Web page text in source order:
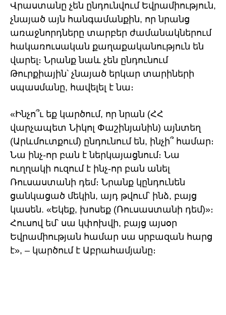
Վրաստանը չեն ընդունվում Եվրամիություն,
չնայած այն հանգամանքին, որ նրանց
առաջնորդները տարբեր ժամանակներում
հակառուսական քաղաքականություն են
վարել։ Նրանք նաև չեն ընդունում
Թուրքիային՝ չնայած երկար տարիների
սպասմանը, հավելել է նա։
«Ինչո՞ւ եք կարծում, որ նրան (ՀՀ
վարչապետ Նիկոլ Փաշինյանին) այնտեղ
(Արևմուտքում) ընդունում են, ինչի՞ համար։
Նա ինչ-որ բան է ներկայացնում։ Նա
ուղղակի ուզում է ինչ-որ բան անել
Ռուսաստանի դեմ։ Նրանք կընդունեն
ցանկացած մեկին, այդ թվում՝ ինձ, բայց
կասեն. «Եկեք, խոսեք (Ռուսաստանի դեմ)»։
Հուսով եմ՝ սա կփոխվի, բայց այսօր
Եվրամիության համար սա սրբազան հարց
է», – կարծում է Աբրահամյանը։